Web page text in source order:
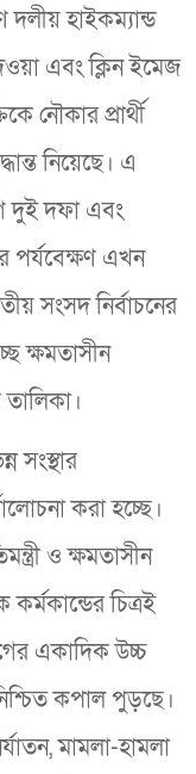
দলীয় হাইকম্যান্ড
এবং ক্লিন ইমেজ
নৌকার প্রার্থী
নিয়েছে। এ
দুই দফা এবং
পর্যবেক্ষণ এখন
সংসদ নির্বাচনের
ক্ষমতাসীন
সংস্থার
করা হচ্ছে।
ও ক্ষমতাসীন
চিত্রই
একাদিক উচ্চ
কপাল পুড়ছে।
মামলা-হামলা